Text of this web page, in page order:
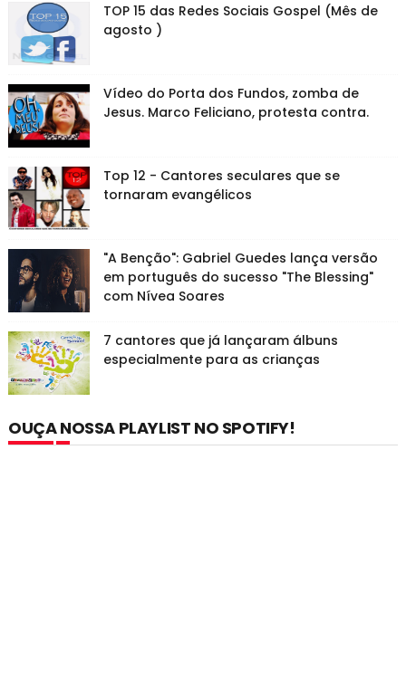
TOP 15 das Redes Sociais Gospel (Mês de
agosto )
Vídeo do Porta dos Fundos, zomba de
Jesus. Marco Feliciano, protesta contra.
Top 12 - Cantores seculares que se
tornaram evangélicos
"A Benção": Gabriel Guedes lança versão
em português do sucesso "The Blessing"
com Nívea Soares
7 cantores que já lançaram álbuns
especialmente para as crianças
OUÇA NOSSA PLAYLIST NO SPOTIFY!